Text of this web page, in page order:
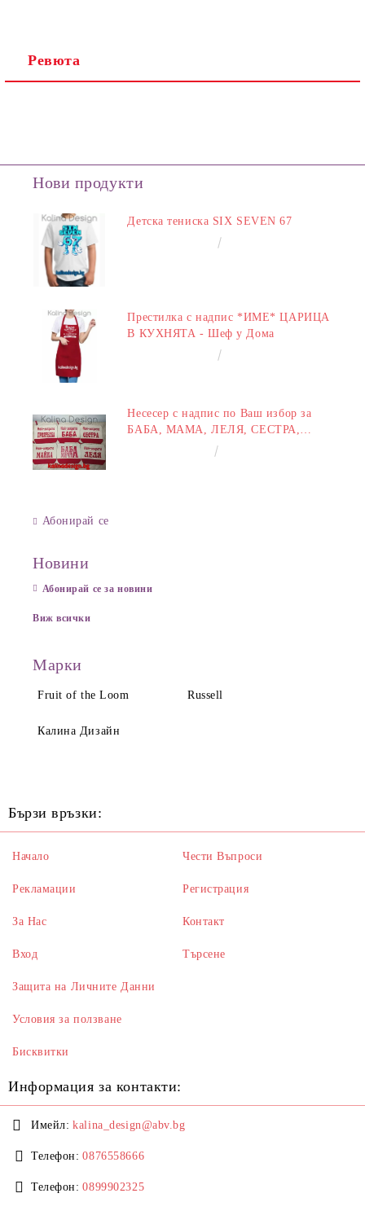
Ревюта
Нови продукти
Детска тениска SIX SEVEN 67
Престилка с надпис *ИМЕ* ЦАРИЦА
В КУХНЯТА - Шеф у Дома
Несесер с надпис по Ваш избор за
БАБА, МАМА, ЛЕЛЯ, СЕСТРА,
Абонирай се
Новини
Абонирай се за новини
Виж всички
Марки
Fruit of the Loom Russell
Калина Дизайн
Бързи връзки:
Начало
Рекламации
За Нас
Вход
Чести Въпроси
Регистрация
Контакт
Търсене
Защита на Личните Данни
Условия за ползване
Бисквитки
Информация за контакти:
Имейл: kalina_design@abv.bg
Телефон: 0876558666
Телефон: 0899902325